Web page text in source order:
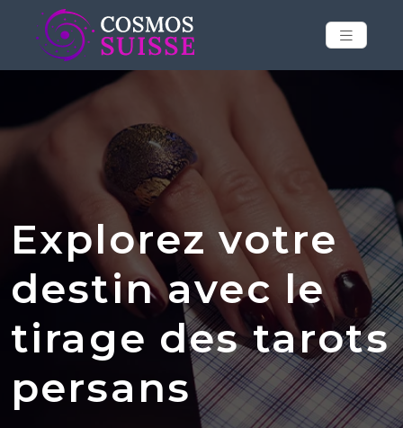
Explorez votre
destin avec le
tirage des tarots
persans